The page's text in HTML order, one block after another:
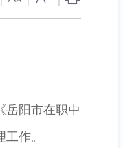
岳阳市在职中
作。